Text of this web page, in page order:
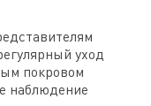
уход
покровом
наблюдение